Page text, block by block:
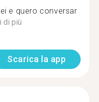
e quero conversar
di più
Scarica la app